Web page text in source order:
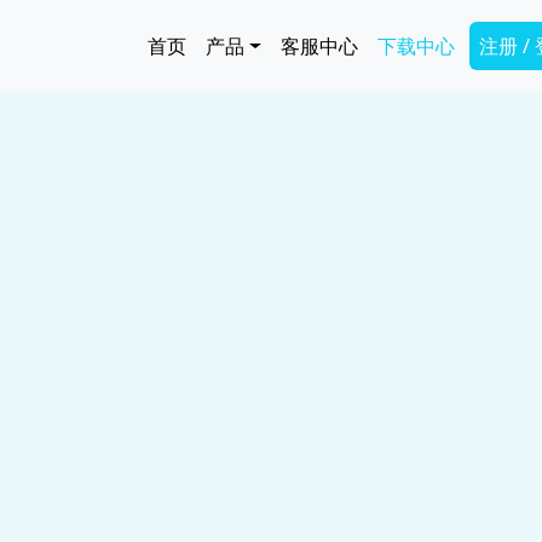
Main navigation
首页 产品 客服中心 下载中心 注册 /